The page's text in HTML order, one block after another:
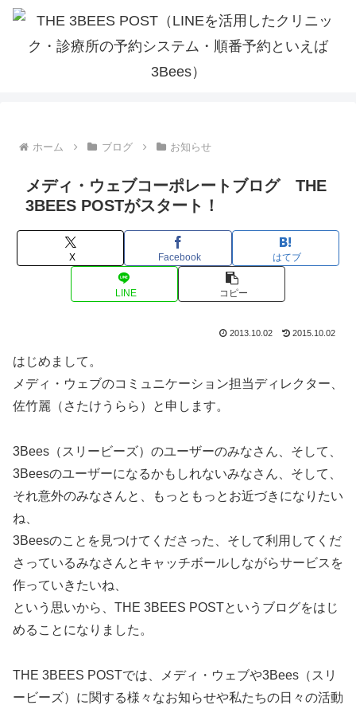
ホーム ブログ お知らせ
メディ・ウェブコーポレートブログ THE
3BEES POSTがスタート！
X Facebook はてブ
LINE コピー
2013.10.02 2015.10.02
はじめまして。
メディ・ウェブのコミュニケーション担当ディレクター、
佐竹麗（さたけうらら）と申します。
3Bees（スリービーズ）のユーザーのみなさん、そして、
3Beesのユーザーになるかもしれないみなさん、そして、
それ意外のみなさんと、もっともっとお近づきになりたい
ね、
3Beesのことを見つけてくださった、そして利用してくだ
さっているみなさんとキャッチボールしながらサービスを
作っていきたいね、
という思いから、THE 3BEES POSTというブログをはじ
めることになりました。
THE 3BEES POSTでは、メディ・ウェブや3Bees（スリ
ービーズ）に関する様々なお知らせや私たちの日々の活動